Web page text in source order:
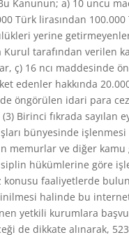
Kanunun; a) 10 uncu
Türk lirasından
yerine
Kurul tarafından verilen
ç) 16 ncı maddesinde
edenler hakkında
öngörülen idari para
Birinci fıkrada
bünyesinde
memurlar ve diğer
hükümlerine göre
konusu faaliyetlerde
halinde bu
yetkili kurumlara
de dikkate alınarak,